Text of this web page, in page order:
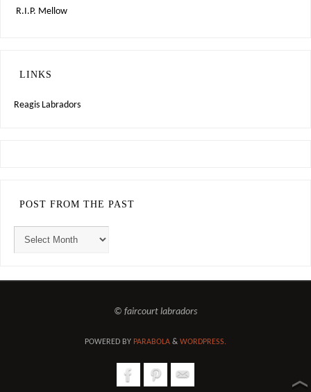
R.I.P. Mellow
LINKS
Reagis Labradors
POST FROM THE PAST
© faircourt labradors
POWERED BY PARABOLA & WORDPRESS.